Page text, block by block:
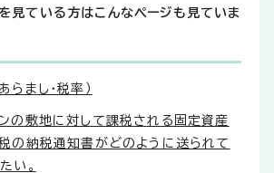
見ている方はこんなページも見ていま
らまし・税率）
の敷地に対して課税される固定資産
の納税通知書がどのように送られて
い。